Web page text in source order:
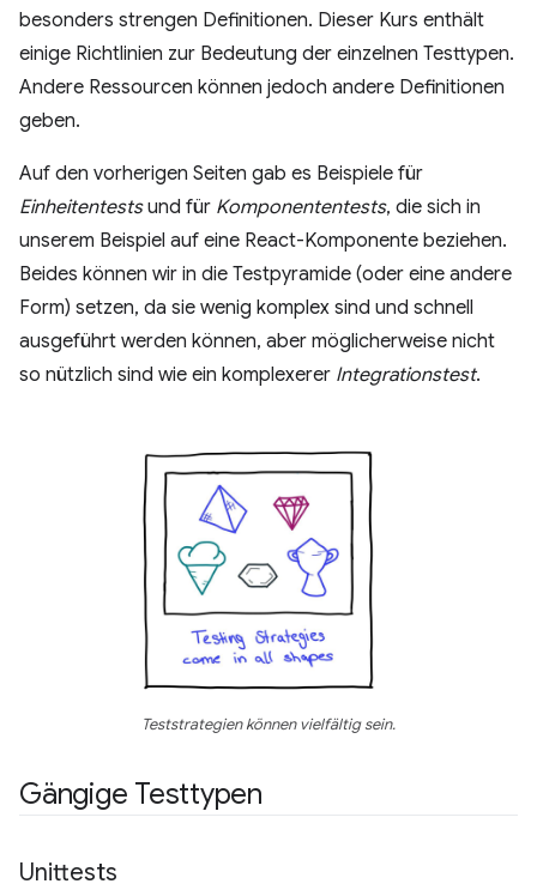
besonders strengen Definitionen. Dieser Kurs enthält
einige Richtlinien zur Bedeutung der einzelnen Testtypen.
Andere Ressourcen können jedoch andere Definitionen
geben.
Auf den vorherigen Seiten gab es Beispiele für
Einheitentestsund für Komponententests, die sich in
unserem Beispiel auf eine React-Komponente beziehen.
Beides können wir in die Testpyramide (oder eine andere
Form) setzen, da sie wenig komplex sind und schnell
ausgeführt werden können, aber möglicherweise nicht
so nützlich sind wie ein komplexerer Integrationstest.
Teststrategien können vielfältig sein.
Gängige Testtypen
Unittests